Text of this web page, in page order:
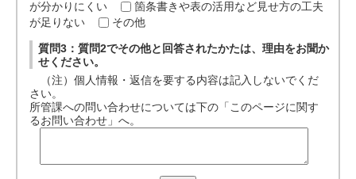
が分かりにくい
箇条書きや表の活用など見せ方の工夫
が足りない
その他
質問3：質問2でその他と回答されたかたは、理由をお聞か
せください。
（注）個人情報・返信を要する内容は記入しないでくだ
さい。
所管課への問い合わせについては下の「このページに関す
るお問い合わせ」へ。